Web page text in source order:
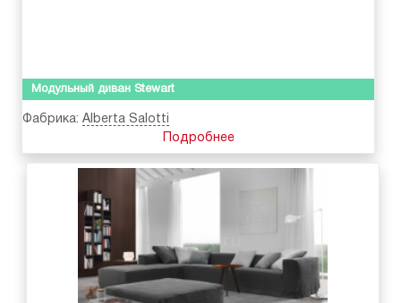
Модульный диван Stewart
Фабрика: Alberta Salotti
Подробнее